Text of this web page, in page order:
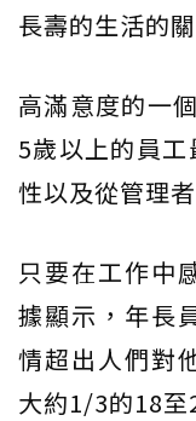
長壽的生活的關
高滿意度的一
5歲以上的員
性以及從管理
只要在工作中
據顯示，年長
情超出人們對
大約1/3的18至